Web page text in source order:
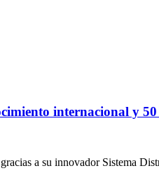
internacional y
a su innovador Sistema